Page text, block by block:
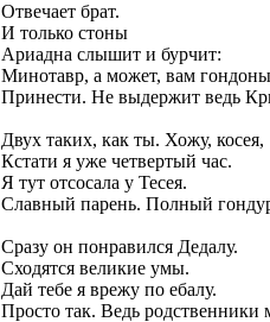
Отвечает брат.
И только стоны
Ариадна слышит и бурчит:
Минотавр, а может, вам гондоны
Принести. Не выдержит ведь
Двух таких, как ты. Хожу, косея,
Кстати я уже четвертый час.
Я тут отсосала у Тесея.
Славный парень. Полный
Сразу он понравился Дедалу.
Сходятся великие умы.
Дай тебе я врежу по ебалу.
Просто так. Ведь родственники